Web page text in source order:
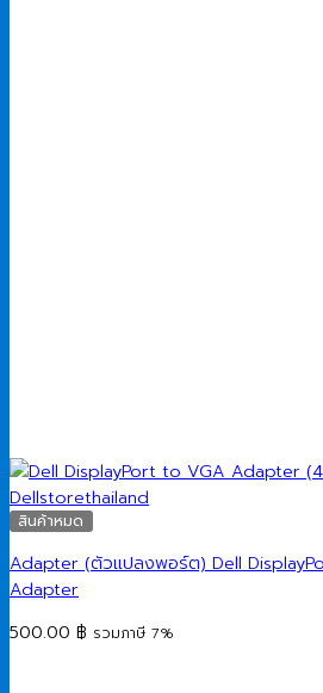
สินค้าหมด
Adapter (ตัวแปลงพอร์ต) Dell
Adapter
500.00 ฿ รวมภาษี 7%